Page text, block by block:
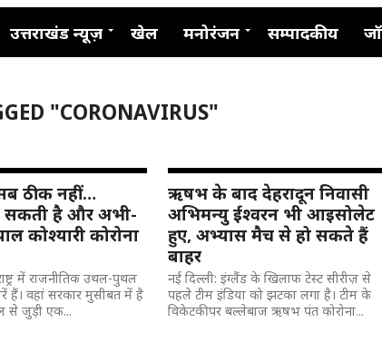
उत्तराखंड न्यूज़ खेल मनोरंजन सम्पादकीय
"CORONAVIRUS"
सब ठीक नहीं…
सकती है और अभी-
कोश्यारी कोरोना
में राजनीतिक उथल-पुथल
हैं। वहां सरकार मुसीबत में है
से जुड़ी एक...
ऋषभ के बाद देहरादून निवासी
अभिमन्यु ईश्वरन भी आइसोलेट
हुए, अभ्यास मैच से हो सकते हैं
बाहर
नई दिल्ली: इंग्लैंड के खिलाफ टेस्ट सीरीज़ से
पहले टीम इंडिया को झटका लगा है। टीम के
विकेटकीपर बल्लेबाज ऋषभ पंत कोरोना...